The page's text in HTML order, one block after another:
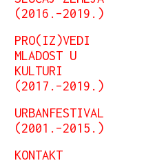
(2016.–2019.)
PRO(IZ)VEDI
MLADOST U
KULTURI
(2017.–2019.)
URBANFESTIVAL
(2001.–2015.)
KONTAKT